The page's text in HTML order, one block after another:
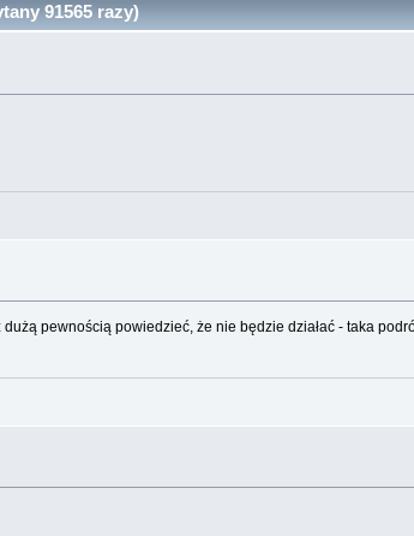
91565 razy)
pewnością powiedzieć, że nie będzie działać - taka